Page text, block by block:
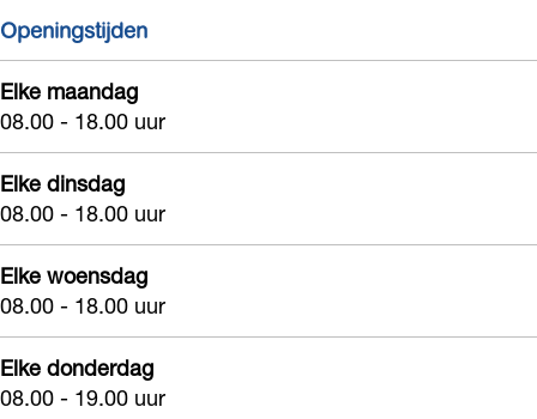
re
r
i
e
r
r
d
e
B
a
r
i
e
r
Openingstijden
Elke maandag
08.00 - 18.00 uur
Elke dinsdag
08.00 - 18.00 uur
Elke woensdag
08.00 - 18.00 uur
Elke donderdag
08.00 - 19.00 uur